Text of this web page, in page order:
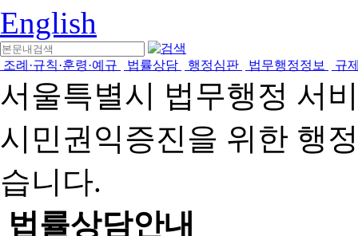
English
조례·규칙·훈령·예규 법률상담 행정심판 법무행정정보 규
서울특별시 법무행정 서
시민권익증진을 위한 행
습니다.
법률상담안내